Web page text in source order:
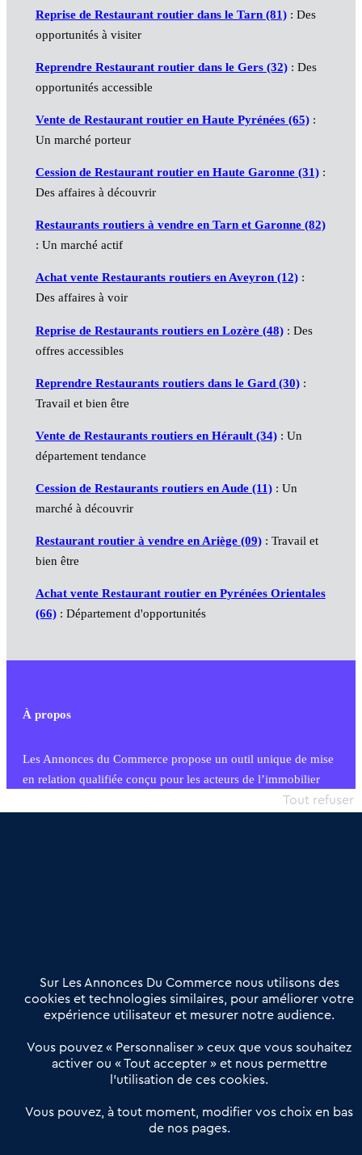
Reprise de Restaurant routier dans le Tarn (81): Des
opportunités à visiter
Reprendre Restaurant routier dans le Gers (32): Des
opportunités accessible
Vente de Restaurant routier en Haute Pyrénées (65):
Un marché porteur
Cession de Restaurant routier en Haute Garonne (31):
Des affaires à découvrir
Restaurants routiers à vendre en Tarn et Garonne (82)
: Un marché actif
Achat vente Restaurants routiers en Aveyron (12):
Des affaires à voir
Reprise de Restaurants routiers en Lozère (48): Des
offres accessibles
Reprendre Restaurants routiers dans le Gard (30):
Travail et bien être
Vente de Restaurants routiers en Hérault (34): Un
département tendance
Cession de Restaurants routiers en Aude (11): Un
marché à découvrir
Restaurant routier à vendre en Ariège (09): Travail et
bien être
Achat vente Restaurant routier en Pyrénées Orientales
(66): Département d'opportunités
À propos
Les Annonces du Commerce propose un outil unique de mise
en relation qualifiée conçu pour les acteurs de l’immobilier
commercial et les collectivités territoriales, simple et intégrant
Offres Pro
Actualités
Qui sommes nous ?
Derniers articles
Réseau 3C : un partenaire national dédié aux transactions
Petitscommerces : Un partenariat au service du commerce de
proximité et des territoires
Sur Les Annonces Du Commerce nous utilisons des
cookies et technologies similaires, pour améliorer votre
expérience utilisateur et mesurer notre audience.
Vous pouvez « Personnaliser » ceux que vous souhaitez
activer ou « Tout accepter » et nous permettre
l’utilisation de ces cookies.
Vous pouvez, à tout moment, modifier vos choix en bas
de nos pages.
Tout refuser